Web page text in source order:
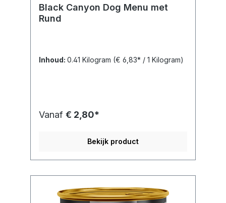
Black Canyon Dog Menu met
Rund
Inhoud: 0.41 Kilogram (€ 6,83* / 1 Kilogram)
Vanaf € 2,80*
Bekijk product